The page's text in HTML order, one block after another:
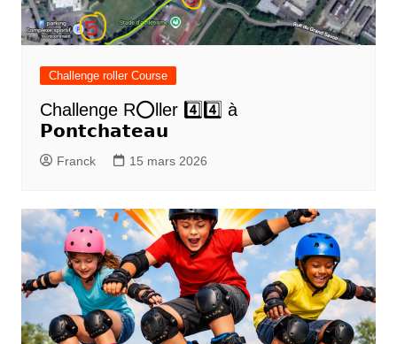
Challenge roller Course
Challenge R⭕️ller 4️⃣4️⃣ à
𝗣𝗼𝗻𝘁𝗰𝗵𝗮𝘁𝗲𝗮𝘂
Franck 15 mars 2026